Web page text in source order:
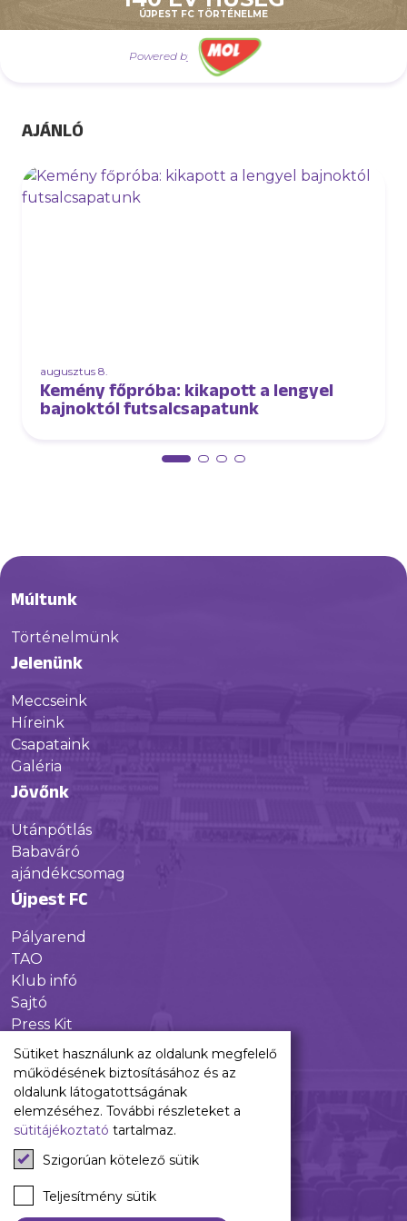
ÚJPEST FC TÖRTÉNELME
Powered by
es pénztárában
AJÁNLÓ
augusztus 8.
Kemény főpróba: kikapott a lengyel
bajnoktól futsalcsapatunk
Múltunk
Történelmünk
Jelenünk
Meccseink
Híreink
Csapataink
Galéria
Jövőnk
Utánpótlás
Babaváró
ajándékcsomag
Újpest FC
Pályarend
TAO
Klub infó
Sajtó
Press Kit
Újpest FC Shop
Digitális felületeink
Facebook
Instagram
Tiktok
Youtube
Spotify
Sütiket használunk az oldalunk megfelelő
működésének biztosításához és az
oldalunk látogatottságának
elemzéséhez. További részleteket a
sütitájékoztató tartalmaz.
Szigorúan kötelező sütik
Teljesítmény sütik